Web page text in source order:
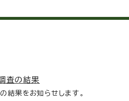
査の結果
結果をお知らせします。